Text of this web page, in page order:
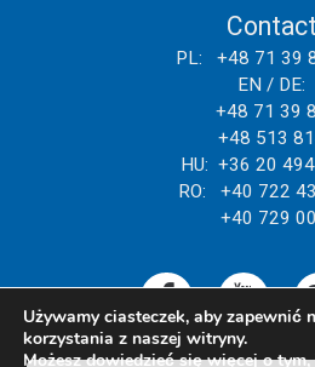
Contact
PL: +48 71 39
EN / DE:
+48 71 39
+48 513
HU: +36 20
RO: +40 722
+40 729
Używamy ciasteczek, aby zapewnić
korzystania z naszej witryny.
Możesz dowiedzieć się więcej o